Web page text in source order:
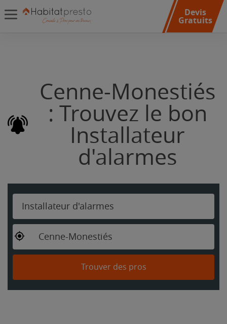
Devis
Gratuits
Cenne-Monestiés
: Trouvez le bon
Installateur
d'alarmes
Installateur d'alarmes
Cenne-Monestiés
Trouver des pros